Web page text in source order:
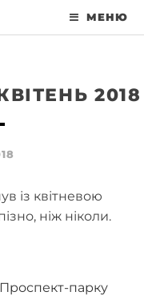
МЕНЮ
2018
із квітневою
ніж ніколи.
парку